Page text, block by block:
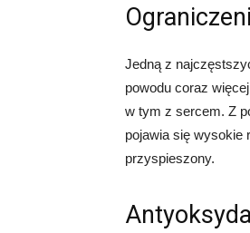
Jedną z
powodu coraz
w tym z sercem. Z
pojawia się wysokie
przyspieszony.